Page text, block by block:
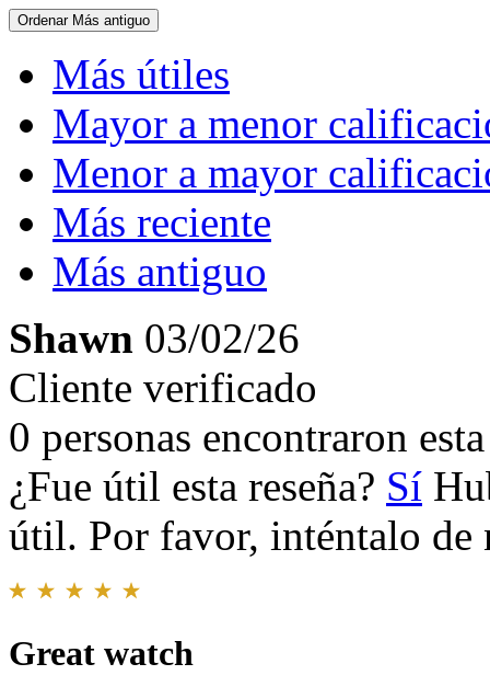
Ordenar Más antiguo
Más útiles
Mayor a menor
Menor a mayor
Más reciente
Más antiguo
Shawn 03/02/26
Cliente verificado
0 personas encontraron
¿Fue útil esta reseña? Sí
útil. Por favor, inténtalo de
Great watch